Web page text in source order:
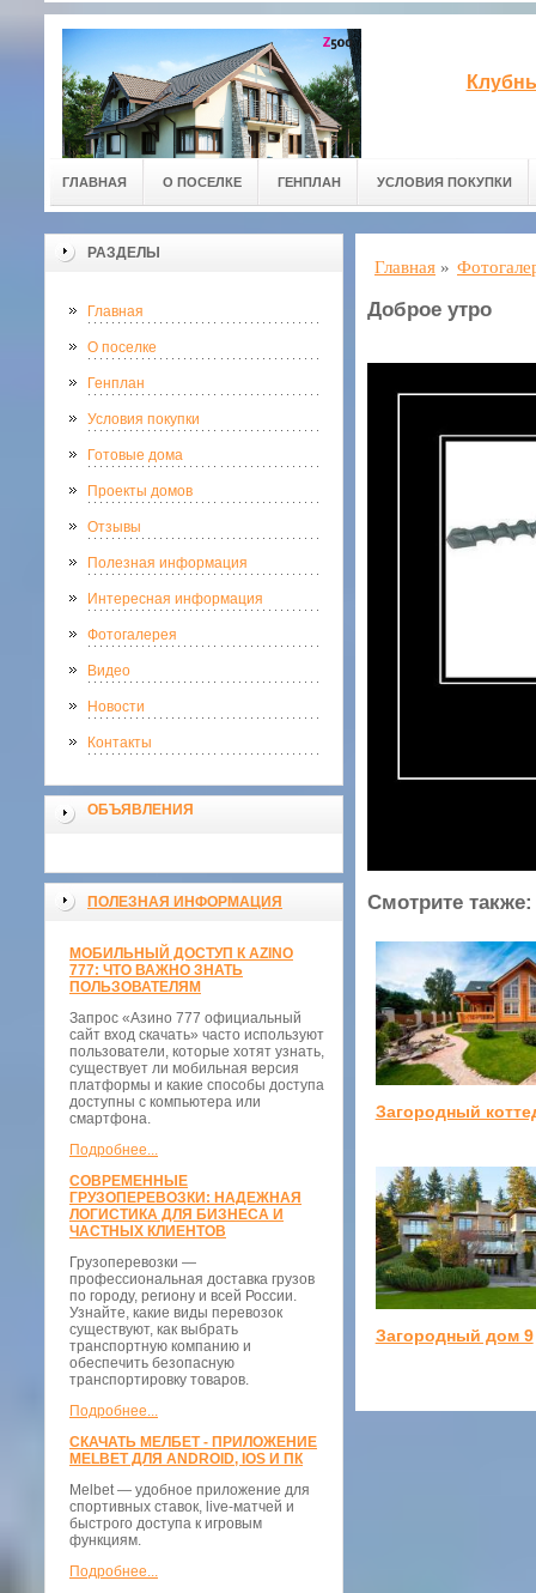
ГЛАВНАЯ О ПОСЕЛКЕ ГЕНПЛАН УСЛОВИЯ ПОКУПКИ
РАЗДЕЛЫ
Главная
О поселке
Генплан
Условия покупки
Готовые дома
Проекты домов
Отзывы
Полезная информация
Интересная информация
Фотогалерея
Видео
Новости
Контакты
ОБЪЯВЛЕНИЯ
ПОЛЕЗНАЯ ИНФОРМАЦИЯ
МОБИЛЬНЫЙ ДОСТУП К AZINO
777: ЧТО ВАЖНО ЗНАТЬ
ПОЛЬЗОВАТЕЛЯМ
Запрос «Азино 777 официальный
сайт вход скачать» часто используют
пользователи, которые хотят узнать,
существует ли мобильная версия
платформы и какие способы доступа
доступны с компьютера или
смартфона.
Подробнее...
СОВРЕМЕННЫЕ
ГРУЗОПЕРЕВОЗКИ: НАДЕЖНАЯ
ЛОГИСТИКА ДЛЯ БИЗНЕСА И
ЧАСТНЫХ КЛИЕНТОВ
Грузоперевозки —
профессиональная доставка грузов
по городу, региону и всей России.
Узнайте, какие виды перевозок
существуют, как выбрать
транспортную компанию и
обеспечить безопасную
транспортировку товаров.
Подробнее...
СКАЧАТЬ МЕЛБЕТ - ПРИЛОЖЕНИЕ
MELBET ДЛЯ ANDROID, IOS И ПК
Melbet — удобное приложение для
спортивных ставок, live-матчей и
быстрого доступа к игровым
функциям.
Подробнее...
Главная »
Доброе утро
Смотрите также:
Загородный
Загородный дом 9